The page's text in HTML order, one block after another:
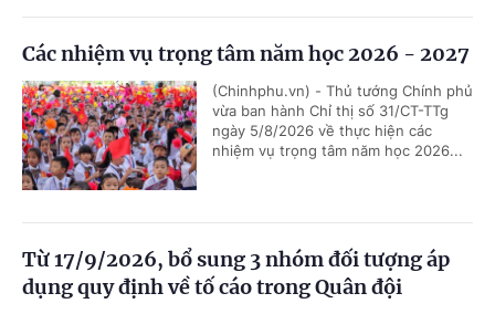
Các nhiệm vụ trọng tâm năm học 2026 - 2027
(Chinhphu.vn) - Thủ tướng Chính phủ
vừa ban hành Chỉ thị số 31/CT-TTg
ngày 5/8/2026 về thực hiện các
nhiệm vụ trọng tâm năm học 2026...
Từ 17/9/2026, bổ sung 3 nhóm đối tượng áp
dụng quy định về tố cáo trong Quân đội